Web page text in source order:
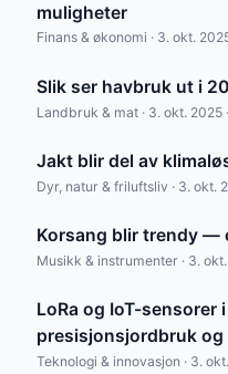
muligheter
Finans & økonomi · 3. okt.
Slik ser havbruk ut i
Landbruk & mat · 3. okt. 2025
Jakt blir del av
Dyr, natur & friluftsliv · 3. okt.
Korsang blir trendy —
Musikk & instrumenter · 3.
LoRa og IoT-sensorer
presisjonsjordbruk
Teknologi & innovasjon · 3.